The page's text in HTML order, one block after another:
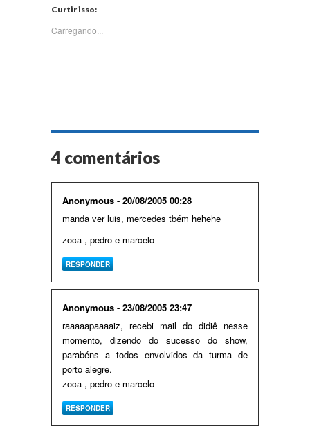
Twitter(abre
em
janela)
Curtir isso:
Carregando...
4 comentários
Anonymous - 20/08/2005 00:28
manda ver luis, mercedes tbém hehehe
zoca , pedro e marcelo
RESPONDER
Anonymous - 23/08/2005 23:47
raaaaapaaaaiz, recebi mail do didiê nesse
momento, dizendo do sucesso do show,
parabéns a todos envolvidos da turma de
porto alegre.
zoca , pedro e marcelo
RESPONDER